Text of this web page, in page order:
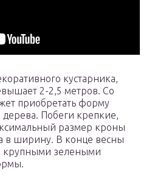
кустарника,
2-2,5 метров. Со
приобретать форму
Побеги крепкие,
размер кроны
в ширину. В конце весны
крупными зелеными